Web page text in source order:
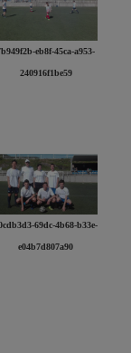
eb8f-45ca-a953-
240916f1be59
69dc-4b68-b33e-
e04b7d807a90